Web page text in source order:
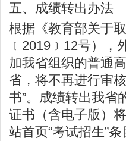
五、成绩转出办法
根据《教育部关于
﹝2019﹞12号）
加我省组织的普通
省，将不再进行审
书”。成绩转出我省
证书（含电子版）
站首页“考试招生”